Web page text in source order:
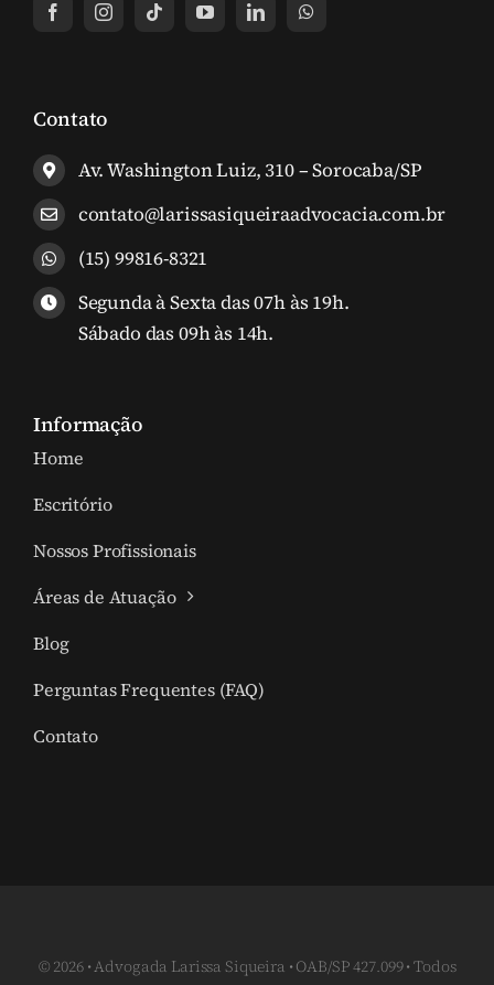
Contato
Av. Washington Luiz, 310 – Sorocaba/SP
contato@larissasiqueiraadvocacia.com.br
(15) 99816-8321
Segunda à Sexta das 07h às 19h.
Sábado das 09h às 14h.
Informação
Home
Escritório
Nossos Profissionais
Áreas de Atuação
Blog
Perguntas Frequentes (FAQ)
Contato
© 2026 • Advogada Larissa Siqueira • OAB/SP 427.099 • Todos